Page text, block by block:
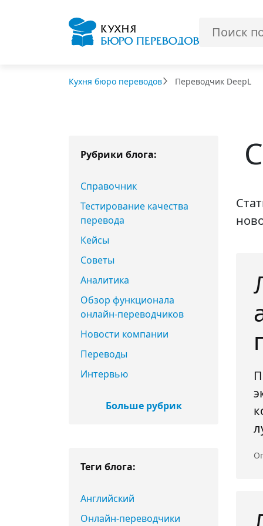
Кухня бюро переводов Переводчик DeepL
Рубрики блога:
Справочник
Тестирование качества
перевода
Кейсы
Советы
Аналитика
Обзор функционала
онлайн-переводчиков
Новости компании
Переводы
Интервью
Больше рубрик
Теги блога:
Английский
Онлайн-переводчики